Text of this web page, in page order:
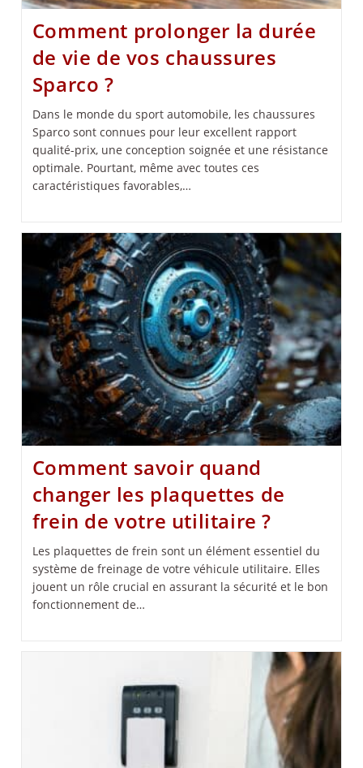
Comment prolonger la durée
de vie de vos chaussures
Sparco ?
Dans le monde du sport automobile, les chaussures
Sparco sont connues pour leur excellent rapport
qualité-prix, une conception soignée et une résistance
optimale. Pourtant, même avec toutes ces
caractéristiques favorables,…
Comment savoir quand
changer les plaquettes de
frein de votre utilitaire ?
Les plaquettes de frein sont un élément essentiel du
système de freinage de votre véhicule utilitaire. Elles
jouent un rôle crucial en assurant la sécurité et le bon
fonctionnement de…